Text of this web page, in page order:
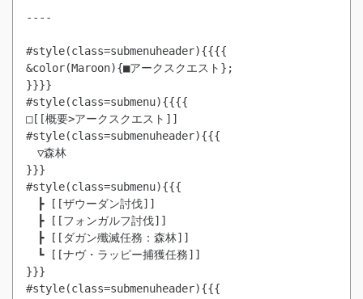
----
#style(class=submenuheader){{{{
&color(Maroon){■アークスクエスト};
}}}}
#style(class=submenu){{{{
□[[概要>アークスクエスト]]
#style(class=submenuheader){{{
▽森林
}}}
#style(class=submenu){{{
┣ [[ザウーダン討伐]]
┣ [[フォンガルフ討伐]]
┣ [[ダガン殲滅任務：森林]]
┗ [[ナヴ・ラッピー捕獲任務]]
}}}
#style(class=submenuheader){{{